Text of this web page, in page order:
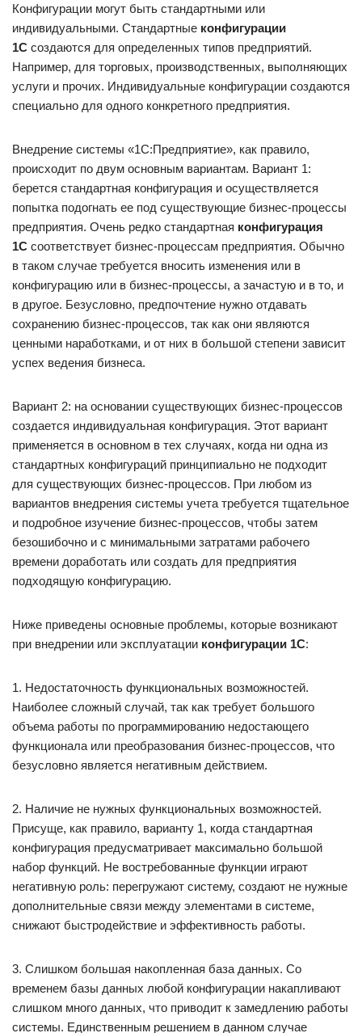
Конфигурации могут быть стандартными или
индивидуальными. Стандартные конфигурации
1С создаются для определенных типов предприятий.
Например, для торговых, производственных, выполняющих
услуги и прочих. Индивидуальные конфигурации создаются
специально для одного конкретного предприятия.
Внедрение системы «1С:Предприятие», как правило,
происходит по двум основным вариантам. Вариант 1:
берется стандартная конфигурация и осуществляется
попытка подогнать ее под существующие бизнес-процессы
предприятия. Очень редко стандартная конфигурация
1С соответствует бизнес-процессам предприятия. Обычно
в таком случае требуется вносить изменения или в
конфигурацию или в бизнес-процессы, а зачастую и в то, и
в другое. Безусловно, предпочтение нужно отдавать
сохранению бизнес-процессов, так как они являются
ценными наработками, и от них в большой степени зависит
успех ведения бизнеса.
Вариант 2: на основании существующих бизнес-процессов
создается индивидуальная конфигурация. Этот вариант
применяется в основном в тех случаях, когда ни одна из
стандартных конфигураций принципиально не подходит
для существующих бизнес-процессов. При любом из
вариантов внедрения системы учета требуется тщательное
и подробное изучение бизнес-процессов, чтобы затем
безошибочно и с минимальными затратами рабочего
времени доработать или создать для предприятия
подходящую конфигурацию.
Ниже приведены основные проблемы, которые возникают
при внедрении или эксплуатации конфигурации 1С:
1. Недостаточность функциональных возможностей.
Наиболее сложный случай, так как требует большого
объема работы по программированию недостающего
функционала или преобразования бизнес-процессов, что
безусловно является негативным действием.
2. Наличие не нужных функциональных возможностей.
Присуще, как правило, варианту 1, когда стандартная
конфигурация предусматривает максимально большой
набор функций. Не востребованные функции играют
негативную роль: перегружают систему, создают не нужные
дополнительные связи между элементами в системе,
снижают быстродействие и эффективность работы.
3. Слишком большая накопленная база данных. Со
временем базы данных любой конфигурации накапливают
слишком много данных, что приводит к замедлению работы
системы. Единственным решением в данном случае